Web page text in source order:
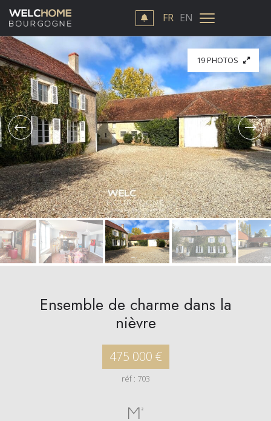
FR EN
19 PHOTOS
Ensemble de charme dans la
nièvre
475 000 €
réf : 703